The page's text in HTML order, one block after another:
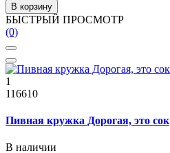
В корзину
БЫСТРЫЙ ПРОСМОТР
(0)
1
116610
Пивная кружка Дорогая, это сок
В наличии